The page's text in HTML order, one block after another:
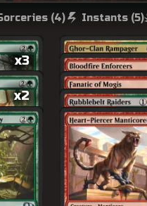
(4) Instants (5)
x3
x2